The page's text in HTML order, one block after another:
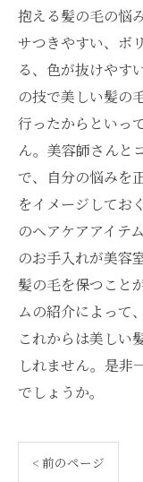
抱える髪の毛の悩
サつきやすい、ボ
る、色が抜けや
の技で美しい髪の
行ったからといっ
ん。美容師さんと
で、自分の悩みを
をイメージしてお
のヘアケアアイテ
のお手入れが美容
髪の毛を保つこと
ムの紹介によって
これからは美しい
しれません。是非
でしょうか。
< 前のページ